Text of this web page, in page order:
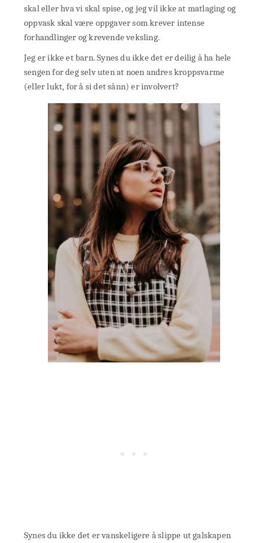
skal eller hva vi skal spise, og jeg vil ikke at matlaging og
oppvask skal være oppgaver som krever intense
forhandlinger og krevende veksling.
Jeg er ikke et barn. Synes du ikke det er deilig å ha hele
sengen for deg selv uten at noen andres kroppsvarme
(eller lukt, for å si det sånn) er involvert?
Synes du ikke det er vanskeligere å slippe ut galskapen